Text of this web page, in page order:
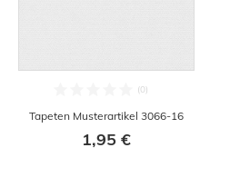
Tapeten Musterartikel 3066-16
1,95 €